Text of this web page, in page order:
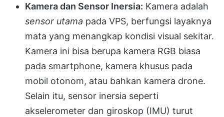
Kamera dan Sensor Inersia: Kamera adalah
sensor utama pada VPS, berfungsi layaknya
mata yang menangkap kondisi visual sekitar.
Kamera ini bisa berupa kamera RGB biasa
pada smartphone, kamera khusus pada
mobil otonom, atau bahkan kamera drone.
Selain itu, sensor inersia seperti
akselerometer dan giroskop (IMU) turut